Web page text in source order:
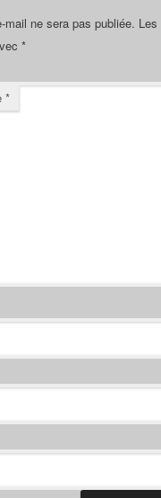
mail ne sera pas publiée.
*
*